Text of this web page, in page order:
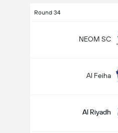
Round 34
NEOM SC
Al Feiha
Al Riyadh